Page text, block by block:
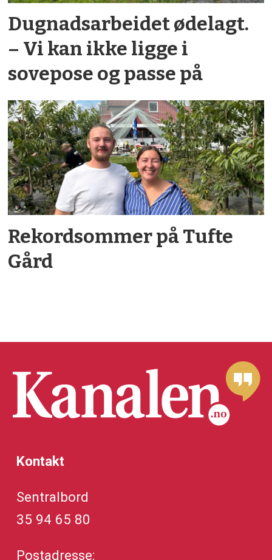
Dugnadsarbeidet ødelagt.
– Vi kan ikke ligge i
sovepose og passe på
Rekordsommer på Tufte
Gård
Kontakt
Sentralbord
35 94 65 80
Postadresse: